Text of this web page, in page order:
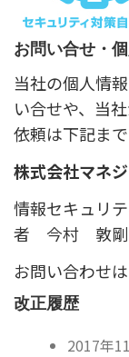
お問い合せ・
当社の個人情
い合せや、当
依頼は下記ま
株式会社マネ
情報セキュリ
者 今村 敦剛
お問い合わせは
改正履歴
2017年